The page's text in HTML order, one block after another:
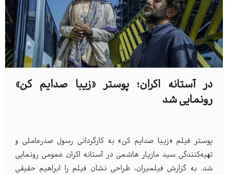
در آستانه اکران؛ پوستر «زیبا صدایم کن»
رونمایی شد
پوستر فیلم «زیبا صدایم کن» به کارگردانی رسول صدرعاملی و
تهیه‌کنندگی سید مازیار هاشمی در آستانه اکران عمومی رونمایی
شد. به گزارش فیلمیران، طراحی نشان فیلم را ابراهیم حقیقی